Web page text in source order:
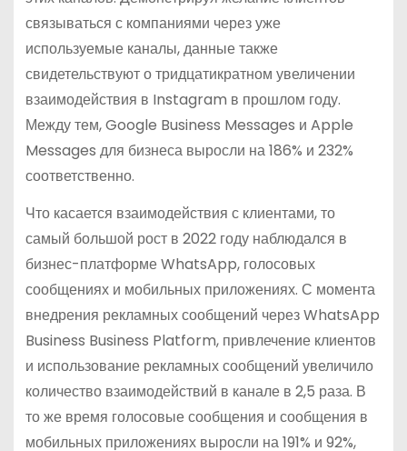
связываться с компаниями через уже
используемые каналы, данные также
свидетельствуют о тридцатикратном увеличении
взаимодействия в Instagram в прошлом году.
Между тем, Google Business Messages и Apple
Messages для бизнеса выросли на 186% и 232%
соответственно.
Что касается взаимодействия с клиентами, то
самый большой рост в 2022 году наблюдался в
бизнес-платформе WhatsApp, голосовых
сообщениях и мобильных приложениях. С момента
внедрения рекламных сообщений через WhatsApp
Business Business Platform, привлечение клиентов
и использование рекламных сообщений увеличило
количество взаимодействий в канале в 2,5 раза. В
то же время голосовые сообщения и сообщения в
мобильных приложениях выросли на 191% и 92%,